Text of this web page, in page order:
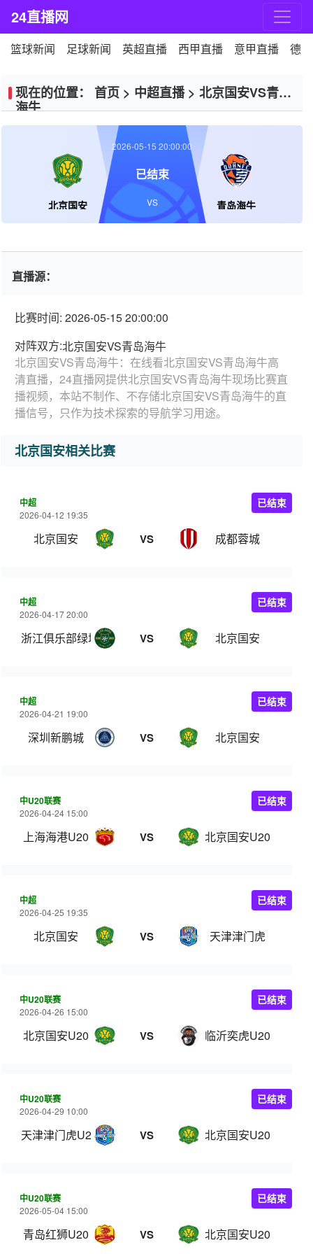
24直播网
篮球新闻 足球新闻 英超直播 西甲直播 意甲直播 德
现在的位置： 首页 > 中超直播> 北京国安VS青岛
海牛
北京国安 青岛海牛
2026-05-15 20:00:00
已结束
VS
直播源：
比赛时间: 2026-05-15 20:00:00
对阵双方:北京国安VS青岛海牛
北京国安VS青岛海牛：在线看北京国安VS青岛海牛高
清直播，24直播网提供北京国安VS青岛海牛现场比赛直
播视频，本站不制作、不存储北京国安VS青岛海牛的直
播信号，只作为技术探索的导航学习用途。
北京国安相关比赛
中超
2026-04-12 19:35
北京国安 VS 成都蓉城
已结束
中超
2026-04-17 20:00
浙江俱乐部绿城 VS 北京国安
已结束
中超
2026-04-21 19:00
深圳新鹏城 VS 北京国安
已结束
中U20联赛
2026-04-24 15:00
上海海港U20 VS 北京国安U20
已结束
中超
2026-04-25 19:35
北京国安 VS 天津津门虎
已结束
中U20联赛
2026-04-26 15:00
北京国安U20 VS 临沂奕虎U20
已结束
中U20联赛
2026-04-29 10:00
天津津门虎U20 VS 北京国安U20
已结束
中U20联赛
2026-05-04 15:00
青岛红狮U20 VS 北京国安U20
已结束